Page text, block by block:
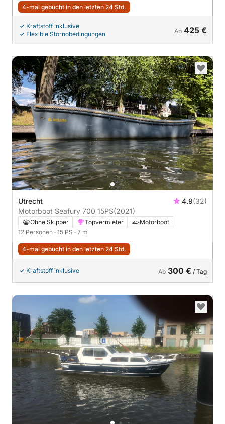
4-mal gebucht in den letzten 24 Std.
Kraftstoff inklusive
Flexible Stornobedingungen
Ab 425 €
Utrecht 4.9(32)
Motorboot Seafury 700 15PS(2021)
Ohne Skipper Topvermieter
Motorboot
12 Personen · 15 PS · 7 m
4-mal gebucht in den letzten 24 Std.
Kraftstoff inklusive Ab 300 € / Tag